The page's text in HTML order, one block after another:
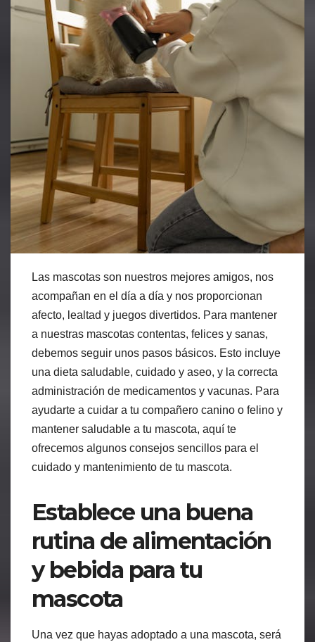
Las mascotas son nuestros mejores amigos, nos
acompañan en el día a día y nos proporcionan
afecto, lealtad y juegos divertidos. Para mantener
a nuestras mascotas contentas, felices y sanas,
debemos seguir unos pasos básicos. Esto incluye
una dieta saludable, cuidado y aseo, y la correcta
administración de medicamentos y vacunas. Para
ayudarte a cuidar a tu compañero canino o felino y
mantener saludable a tu mascota, aquí te
ofrecemos algunos consejos sencillos para el
cuidado y mantenimiento de tu mascota.
Establece una buena
rutina de alimentación
y bebida para tu
mascota
Una vez que hayas adoptado a una mascota, será